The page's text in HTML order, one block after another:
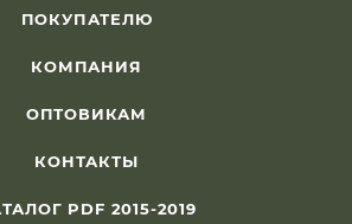
ПОКУПАТЕЛЮ
КОМПАНИЯ
ОПТОВИКАМ
КОНТАКТЫ
PDF 2015-2019